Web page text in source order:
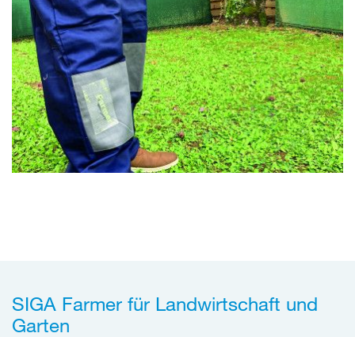
SIGA Farmer für Landwirtschaft und
Garten